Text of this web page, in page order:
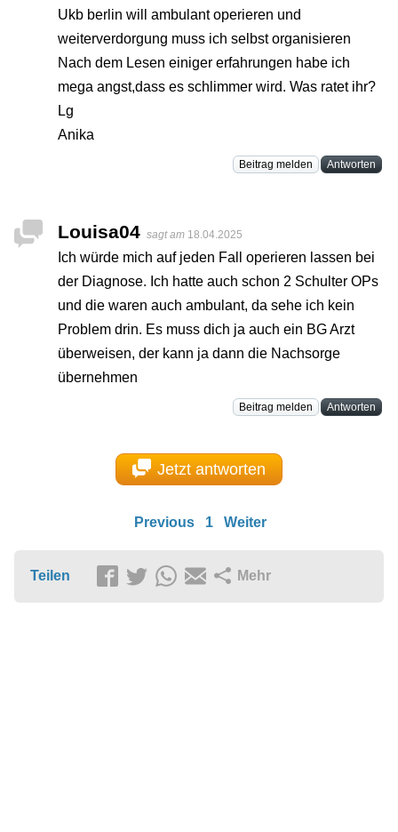
Ukb berlin will ambulant operieren und
weiterverdorgung muss ich selbst organisieren
Nach dem Lesen einiger erfahrungen habe ich
mega angst,dass es schlimmer wird. Was ratet ihr?
Lg
Anika
Beitrag melden Antworten
Louisa04 sagt am 18.04.2025
Ich würde mich auf jeden Fall operieren lassen bei
der Diagnose. Ich hatte auch schon 2 Schulter OPs
und die waren auch ambulant, da sehe ich kein
Problem drin. Es muss dich ja auch ein BG Arzt
überweisen, der kann ja dann die Nachsorge
übernehmen
Beitrag melden Antworten
Jetzt antworten
Previous 1 Weiter
Teilen Mehr